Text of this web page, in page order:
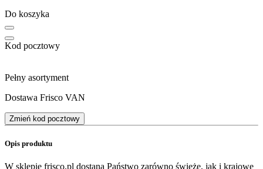
Do koszyka
Kod pocztowy
Pełny asortyment
Dostawa Frisco VAN
Zmień kod pocztowy
Opis produktu
W sklepie frisco.pl dostaną Państwo zarówno świeże, jak i krajowe